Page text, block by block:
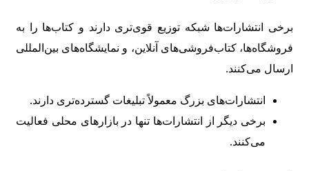
برخی انتشارات‌ها شبکه توزیع قوی‌تری دارند و کتاب‌ها را به
فروشگاه‌ها، کتاب‌فروشی‌های آنلاین، و نمایشگاه‌های بین‌المللی
ارسال می‌کنند.
انتشارات‌های بزرگ معمولاً تبلیغات گسترده‌تری دارند.
برخی دیگر از انتشارات‌ها تنها در بازارهای محلی فعالیت
می‌کنند.